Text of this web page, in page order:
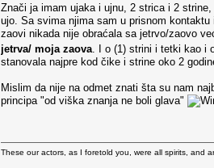
Znači ja imam ujaka i ujnu, 2 strica i 2
ujo. Sa svima njima sam u prisnom
zaovi nikada nije obraćala sa jetrvo/zaovo
jetrva/ moja zaova . I o (1) strini i tetki kao
stanovala najpre kod čike i strine oko 2
Mislim da nije na odmet znati šta su nam
principa "od viška znanja ne boli glava"
These our actors, as I foretold you, were all spirits, and